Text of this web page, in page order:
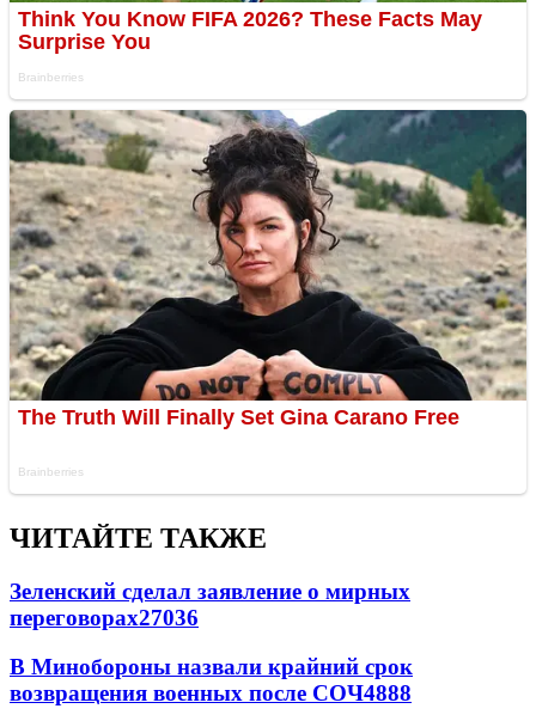
ЧИТАЙТЕ ТАКЖЕ
Зеленский сделал заявление о мирных
переговорах27036
В Минобороны назвали крайний срок
возвращения военных после СОЧ4888